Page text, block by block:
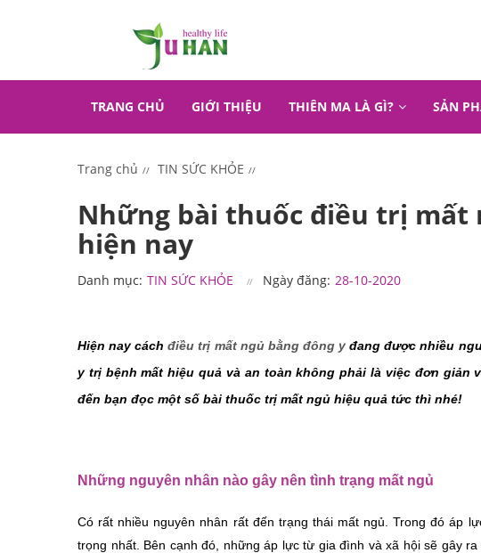
TRANG CHỦ GIỚI THIỆU THIÊN MA LÀ GÌ? SẢN
Trang chủ TIN SỨC KHỎE
Những bài thuốc điều trị mất
hiện nay
Danh mục: TIN SỨC KHỎE Ngày đăng: 28-10-2020
Hiện nay cách điều trị mất ngủ bằng đông y đang được nhiều
y trị bệnh mất hiệu quả và an toàn không phải là việc đơn
đến bạn đọc một số bài thuốc trị mất ngủ hiệu quả tức thì nhé!
Những nguyên nhân nào gây nên tình trạng mất ngủ
Có rất nhiều nguyên nhân rất đến trạng thái mất ngủ. Trong đó áp
trọng nhất. Bên cạnh đó, những áp lực từ gia đình và xã hội sẽ gây